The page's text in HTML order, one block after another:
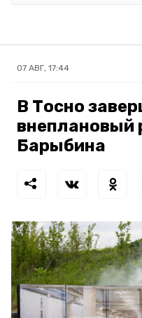
07 АВГ, 17:44
В Тосно
внеплановый
Барыбина